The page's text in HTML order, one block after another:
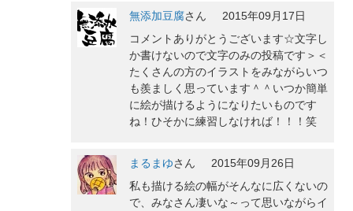
無添加豆腐さん
2015年09月17日
コメントありがとうございます☆文字し
か書けないので文字のみの投稿です＞＜
たくさんの方のイラストをみながらいつ
も羨ましく思っています＾＾いつか簡単
に絵が描けるようになりたいものです
ね！ひそかに練習しなければ！！！笑
まるまゆさん
2015年09月26日
私も描ける絵の幅がそんなに広くないの
で、みなさん凄いな～って思いながらイ